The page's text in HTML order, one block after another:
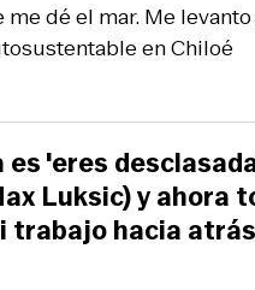
dé el mar. Me
en Chiloé
'eres
Luksic) y ahora
trabajo hacia